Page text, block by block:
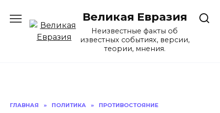
содержанию
Великая Евразия
Неизвестные факты об
известных событиях, версии,
теории, мнения.
ГЛАВНАЯ » ПОЛИТИКА » ПРОТИВОСТОЯНИЕ